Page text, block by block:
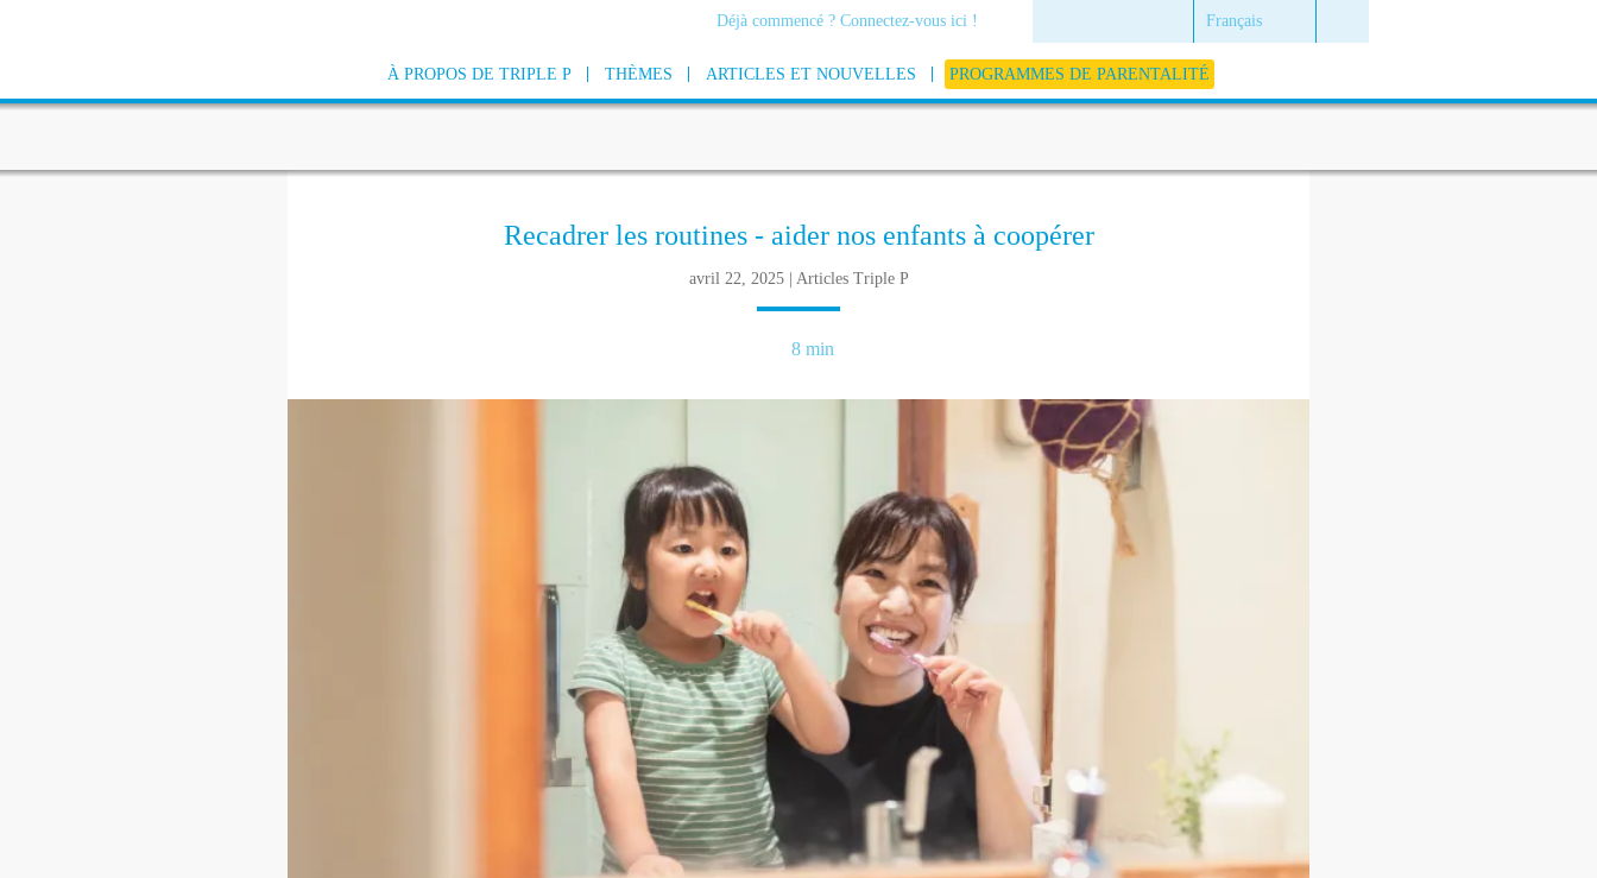
Déjà commencé ? Connectez-vous ici ! Français
À PROPOS DE TRIPLE P THÈMES ARTICLES ET NOUVELLES PROGRAMMES DE PARENTALITÉ
Recadrer les routines - aider nos enfants à coopérer
avril 22, 2025 | Articles Triple P
8 min